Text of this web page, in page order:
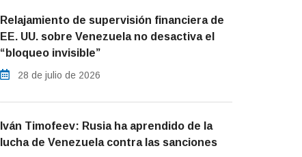
Relajamiento de supervisión financiera de
EE. UU. sobre Venezuela no desactiva el
“bloqueo invisible”
28 de julio de 2026
Iván Timofeev: Rusia ha aprendido de la
lucha de Venezuela contra las sanciones